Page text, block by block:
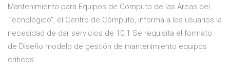
Mantenimiento para Equipos de Cómputo de las Áreas del
Tecnológico”, el Centro de Cómputo, informa a los usuarios la
necesidad de dar servicios de 10.1 Se requisita el formato
de Diseño modelo de gestión de mantenimiento equipos
críticos ...